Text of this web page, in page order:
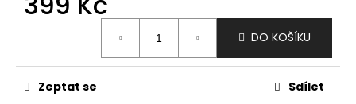
DO KOŠÍKU
Zeptat se Sdílet
e